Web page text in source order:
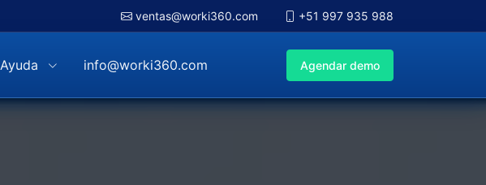
ventas@worki360.com +51 997 935 988
Ayuda info@worki360.com Agendar demo